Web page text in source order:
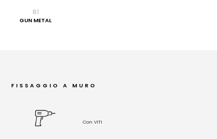
81
GUN METAL
FISSAGGIO A MURO
Con VITI